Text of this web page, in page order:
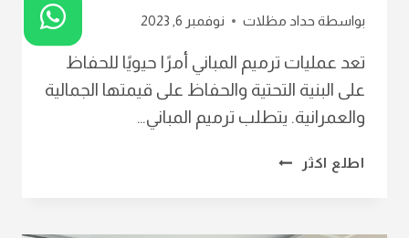
بواسطة حداد مظلات نوفمبر 6, 2023
تعد عمليات ترميم المباني أمرًا حيويًا للحفاظ
على البنية التحتية والحفاظ على قيمتها الجمالية
والعمرانية. يتطلب ترميم المباني…
اطلع اكثر
مقاول